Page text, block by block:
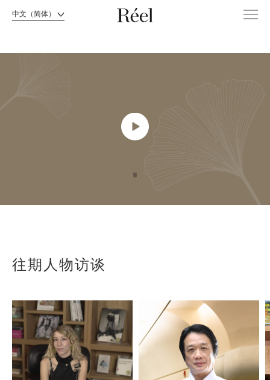
中文（简体）
往期人物访谈